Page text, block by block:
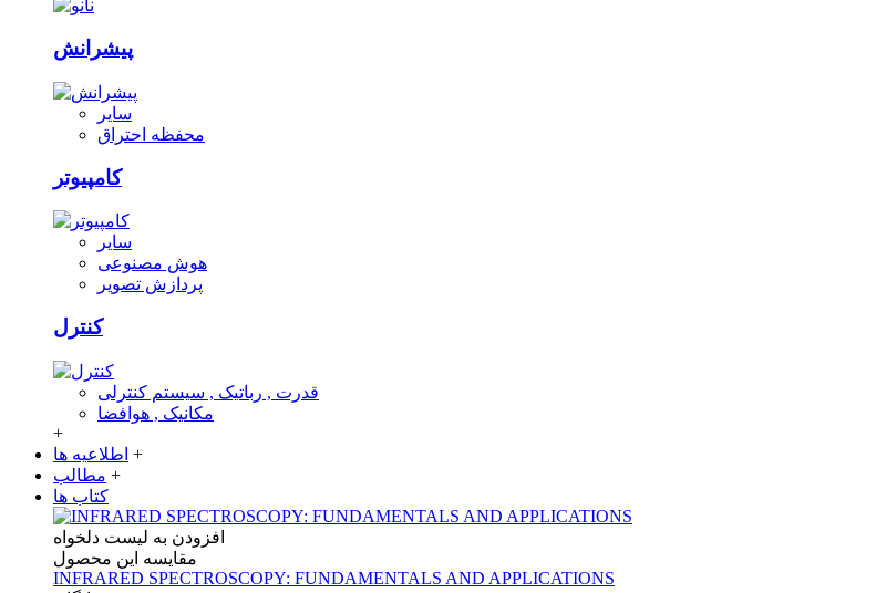
پیشرانش
سایر
محفظه احتراق
کامپیوتر
سایر
هوش مصنوعی
پردازش تصویر
کنترل
قدرت , رباتیک , سیستم کنترلی
مکانیک , هوافضا
+
اطلاعیه ها +
مطالب +
کتاب ها
افزودن به لیست دلخواه
مقایسه این محصول
INFRARED SPECTROSCOPY: FUNDAMENTALS AND APPLICATIONS